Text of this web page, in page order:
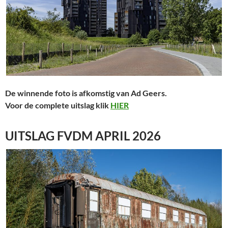
De winnende foto is afkomstig van Ad Geers.
Voor de complete uitslag klik HIER
UITSLAG FVDM APRIL 2026